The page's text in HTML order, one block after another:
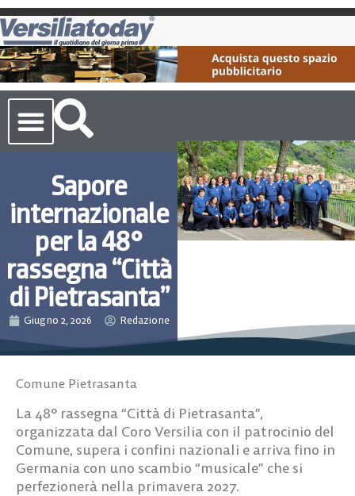
Sapore
internazionale
per la 48°
rassegna “Città
di Pietrasanta”
Giugno 2, 2026 Redazione
Comune Pietrasanta
La 48° rassegna “Città di Pietrasanta”,
organizzata dal Coro Versilia con il patrocinio del
Comune, supera i confini nazionali e arriva fino in
Germania con uno scambio “musicale” che si
perfezionerà nella primavera 2027.